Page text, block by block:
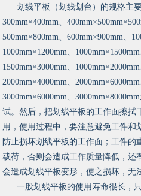
划线平板（划线划台）的规格主要
300mm×400mm、
500mm×800mm、600mm×900mm、
1000mm×1200mm、
1500mm×3000mm、
2000mm×4000mm、
3000mm×6000mm、
试。然后，把划线平板的工作面擦拭
用，使用过程中，要注意避免工件和
防止损坏划线平板的工作面；工件的
载荷，否则会造成工作质量降低，还
会造成划线平板变形，使之损坏，无
一般划线平板的使用寿命很长，